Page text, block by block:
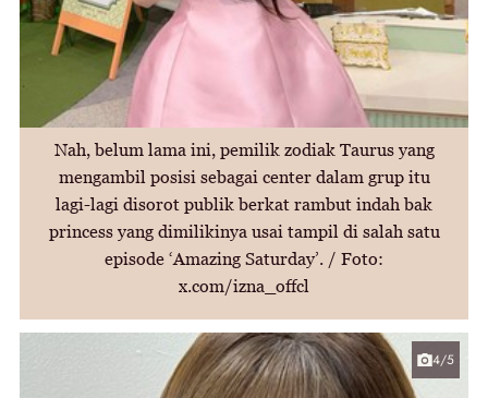
Nah, belum lama ini, pemilik zodiak Taurus yang
mengambil posisi sebagai center dalam grup itu
lagi-lagi disorot publik berkat rambut indah bak
princess yang dimilikinya usai tampil di salah satu
episode ‘Amazing Saturday’. / Foto:
x.com/izna_offcl
4/5